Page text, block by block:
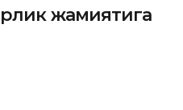
жамиятига